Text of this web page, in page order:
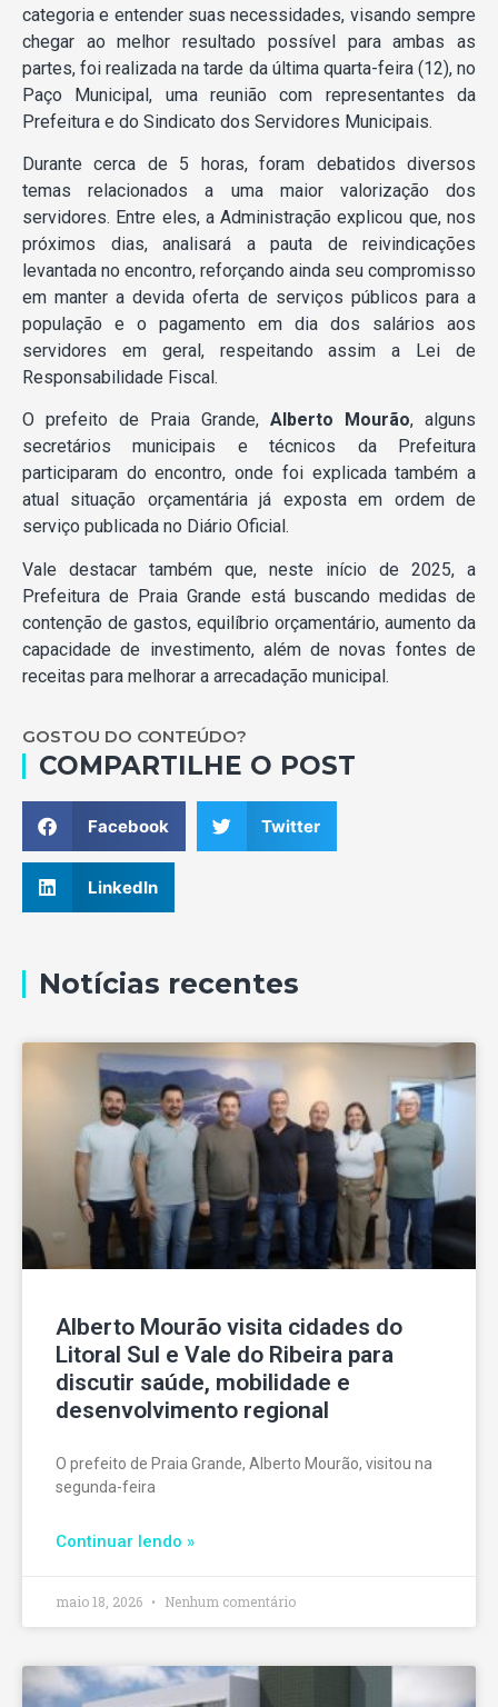
categoria e entender suas necessidades, visando sempre
chegar ao melhor resultado possível para ambas as
partes, foi realizada na tarde da última quarta-feira (12), no
Paço Municipal, uma reunião com representantes da
Prefeitura e do Sindicato dos Servidores Municipais.
Durante cerca de 5 horas, foram debatidos diversos
temas relacionados a uma maior valorização dos
servidores. Entre eles, a Administração explicou que, nos
próximos dias, analisará a pauta de reivindicações
levantada no encontro, reforçando ainda seu compromisso
em manter a devida oferta de serviços públicos para a
população e o pagamento em dia dos salários aos
servidores em geral, respeitando assim a Lei de
Responsabilidade Fiscal.
O prefeito de Praia Grande, Alberto Mourão, alguns
secretários municipais e técnicos da Prefeitura
participaram do encontro, onde foi explicada também a
atual situação orçamentária já exposta em ordem de
serviço publicada no Diário Oficial.
Vale destacar também que, neste início de 2025, a
Prefeitura de Praia Grande está buscando medidas de
contenção de gastos, equilíbrio orçamentário, aumento da
capacidade de investimento, além de novas fontes de
receitas para melhorar a arrecadação municipal.
GOSTOU DO CONTEÚDO?
COMPARTILHE O POST
Facebook Twitter
LinkedIn
Notícias recentes
Alberto Mourão visita cidades do
Litoral Sul e Vale do Ribeira para
discutir saúde, mobilidade e
desenvolvimento regional
O prefeito de Praia Grande, Alberto Mourão, visitou na
segunda-feira
Continuar lendo »
maio 18, 2026 Nenhum comentário